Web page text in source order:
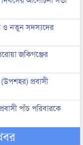
ও নতুন সদস্যদের
জকিগঞ্জের
প্রবাসী
পাঁচ পরিবারকে